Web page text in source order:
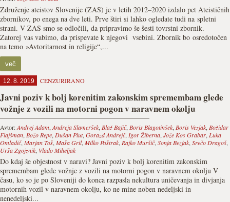
Združenje ateistov Slovenije (ZAS) je v letih 2012–2020 izdalo pet Ateističnih
zbornikov, po enega na dve leti. Prve štiri si lahko ogledate tudi na spletni
strani. V ZAS smo se odločili, da pripravimo še šesti tovrstni zbornik.
Zatorej vas vabimo, da prispevate k njegovi vsebini. Zbornik bo osredotočen
na temo »Avtoritarnost in religije“,...
več
12. 8. 2019 CENZURIRANO
Javni poziv k bolj korenitim zakonskim spremembam glede
vožnje z vozili na motorni pogon v naravnem okolju
Avtor:Andrej Adam, Andreja Slameršek, Blaž Bajič, Boris Blagotinšek, Boris Vezjak, Božidar
Flajšman, Božo Repe, Dušan Plut, Gorazd Andrejč, Igor Žiberna, Jože Kos Grabar, Luka
Omladič, Marjan Toš, Maša Gril, Milko Poštrak, Rajko Muršič, Sonja Bezjak, Srečo Dragoš,
Urša Zgojznik, Vlado Miheljak
Do kdaj še objestnost v naravi? Javni poziv k bolj korenitim zakonskim
spremembam glede vožnje z vozili na motorni pogon v naravnem okolju V
času, ko so je po Sloveniji do konca razpasla nekultura uničevanja in divjanja
motornih vozil v naravnem okolju, ko ne mine noben nedeljski in
nenedeljski...